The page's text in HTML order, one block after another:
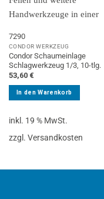
7290
CONDOR WERKZEUG
Condor Schaumeinlage
Schlagwerkzeug 1/3, 10-tlg.
53,60 €
In den Warenkorb
inkl. 19 % MwSt.
zzgl. Versandkosten